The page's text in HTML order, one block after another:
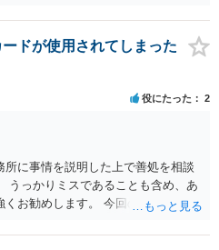
ようですので、御相談の案件につ
かもしれません。相手にしない方が
ドが使用されてしまった
役にたった 2
に事情を説明した上で善処を相談
うっかりミスであることも含め、あ
くお勧めします。 今回のできごとだ
りません。 ご健闘をお祈りいたし